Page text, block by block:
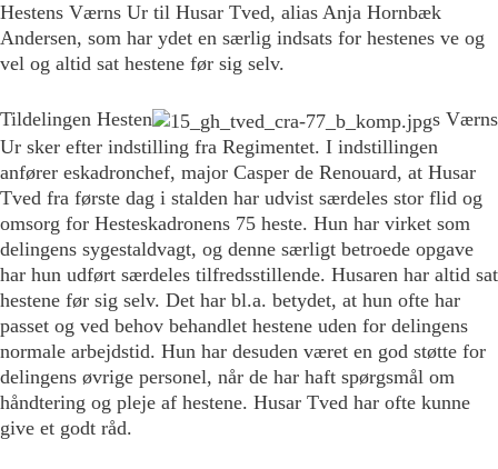
Hestens Værns Ur til Husar Tved, alias Anja Hornbæk
Andersen, som har ydet en særlig indsats for hestenes ve og
vel og altid sat hestene før sig selv.
Tildelingen Hesten
s Værns
Ur sker efter indstilling fra Regimentet. I indstillingen
anfører eskadronchef, major Casper de Renouard, at Husar
Tved fra første dag i stalden har udvist særdeles stor flid og
omsorg for Hesteskadronens 75 heste. Hun har virket som
delingens sygestaldvagt, og denne særligt betroede opgave
har hun udført særdeles tilfredsstillende. Husaren har altid sat
hestene før sig selv. Det har bl.a. betydet, at hun ofte har
passet og ved behov behandlet hestene uden for delingens
normale arbejdstid. Hun har desuden været en god støtte for
delingens øvrige personel, når de har haft spørgsmål om
håndtering og pleje af hestene. Husar Tved har ofte kunne
give et godt råd.